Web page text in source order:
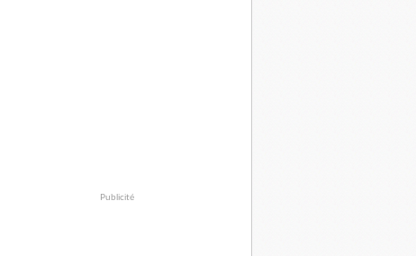
Publicité